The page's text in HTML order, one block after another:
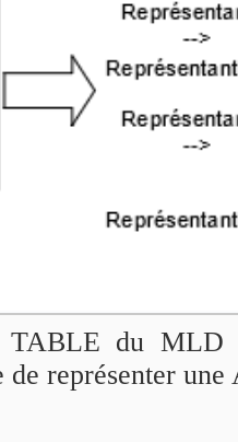
TABLE du MLD
de représenter